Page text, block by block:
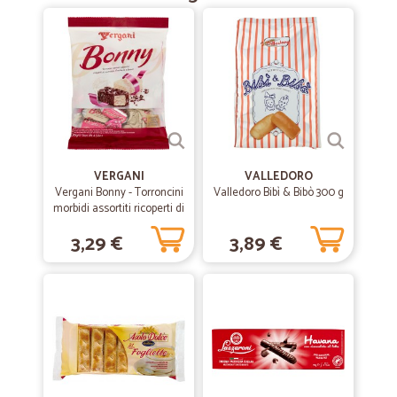
—Mariella A.
Più semplice di così
Più semplice di così! Come fare la spesa dal divano di casa!
20/09/2020
—Josy elaine C.
Varietà, velocità e professionalità!
20/09/2020
Sergio L.
sempre trovati bene. Ottima qualità dei prodotti,ottimo servizio di
vettore con la Stef. Durante il blocco coronavirus CICALIA non ha mai
avuto problemi e nonostante l'aumento delle richieste siamo sempre
riusciti a fare gli ordini. Insomma molto soddisfatti
VERGANI
Vergani Bonny - Torroncini
morbidi assortiti ricoperti di
cioccolato fondente e
bianco 130 gr.
3,29 €
VALLEDORO
Valledoro Bibì & Bibò 300 g
3,89 €